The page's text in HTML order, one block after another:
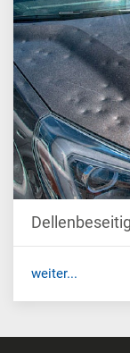
weiter...